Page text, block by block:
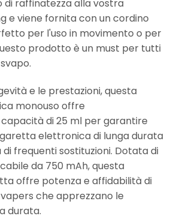
di raffinatezza alla vostra
e viene fornita con un cordino
per l'uso in movimento o per
prodotto è un must per tutti
e le prestazioni, questa
monouso offre
di 25 ml per garantire
elettronica di lunga durata
frequenti sostituzioni. Dotata di
da 750 mAh, questa
offre potenza e affidabilità di
che apprezzano le
durata.